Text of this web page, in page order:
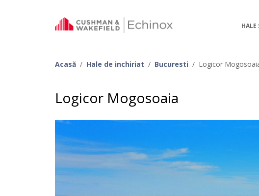
HALE
Acasă / Hale de inchiriat / Bucuresti / Logicor
Logicor Mogosoaia